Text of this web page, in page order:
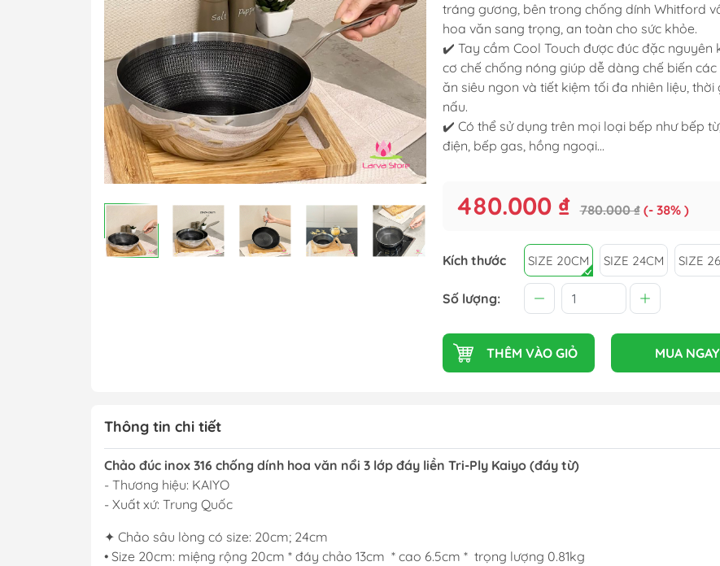
Nồi & Chảo
Dụng cụ bếp
Bộ Gia Vị
Hộp Đựng Thực Phẩm
tráng gương, bên trong chống dính Whitford
hoa văn sang trọng, an toàn cho sức khỏe.
✔️ Tay cầm Cool Touch được đúc đặc nguyên
cơ chế chống nóng giúp dễ dàng chế biến
ăn siêu ngon và tiết kiệm tối đa nhiên liệu, thời
nấu.
✔️ Có thể sử dụng trên mọi loại bếp như bếp
điện, bếp gas, hồng ngoại...
480.000 ₫ 780.000 ₫ (- 38% )
Kích thước SIZE 20CM SIZE 24CM SIZE
Số lượng:
THÊM VÀO GIỎ MUA NGAY
Thông tin chi tiết
Chảo đúc inox 316 chống dính hoa văn nổi 3 lớp đáy liền Tri-Ply Kaiyo (đáy từ)
- Thương hiệu: KAIYO
- Xuất xứ: Trung Quốc
✦ Chảo sâu lòng có size: 20cm; 24cm
• Size 20cm: miệng rộng 20cm * đáy chảo 13cm * cao 6.5cm * trọng lượng 0.81kg